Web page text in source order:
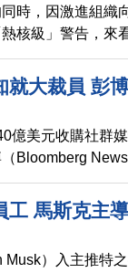
一的員工，在明
時，因激進組織
核級」警告，來
就大裁員 彭
億美元收購社群
Bloomberg
集體訴訟。
工 馬斯克主
Musk）入主推特